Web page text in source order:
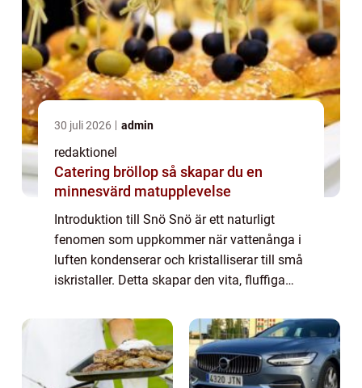
30 juli 2026 admin
redaktionel
Catering bröllop så skapar du en
minnesvärd matupplevelse
Introduktion till Snö Snö är ett naturligt
fenomen som uppkommer när vattenånga i
luften kondenserar och kristalliserar till små
iskristaller. Detta skapar den vita, fluffiga
förekommande i kyla klimat och...